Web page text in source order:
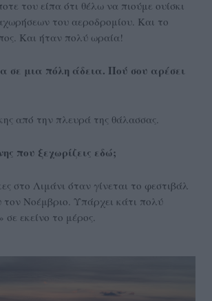
του είπα ότι θέλω να πιούμε ουίσκι
του αεροδρομίου. Και το
Και ήταν πολύ ωραία!
σε μια πόλη άδεια. Πού σου αρέσει
από την πλευρά της θάλασσας.
που ξεχωρίζεις εδώ;
στο Λιμάνι όταν γίνεται το φεστιβάλ
Νοέμβριο. Υπάρχει κάτι πολύ
εκείνο το μέρος.